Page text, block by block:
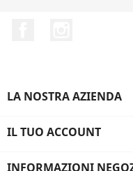
LA NOSTRA AZIENDA
IL TUO ACCOUNT
INFORMAZIONI